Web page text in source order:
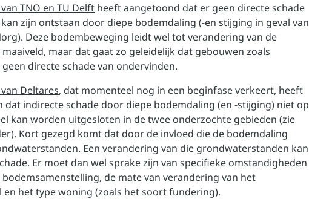
TNO en TU Delft heeft aangetoond dat er geen directe schade
zijn ontstaan door diepe bodemdaling (-en stijging in geval van
Deze bodembeweging leidt wel tot verandering van de
maar dat gaat zo geleidelijk dat gebouwen zoals
directe schade van ondervinden.
Deltares, dat momenteel nog in een beginfase verkeert, heeft
dat indirecte schade door diepe bodemdaling (en -stijging) niet op
kan worden uitgesloten in de twee onderzochte gebieden (zie
Kort gezegd komt dat door de invloed die de bodemdaling
Een verandering van die grondwaterstanden kan
Er moet dan wel sprake zijn van specifieke omstandigheden
de mate van verandering van het
het type woning (zoals het soort fundering).